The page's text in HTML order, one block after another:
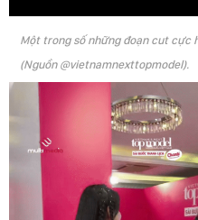
Một trong số những đoạn cut cực
(Nguồn @vietnamnexttopmodel).